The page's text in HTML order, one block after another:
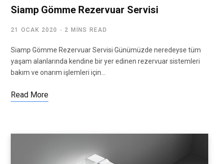
Siamp Gömme Rezervuar Servisi
21 OCAK 2020 2 MINS READ
Siamp Gömme Rezervuar Servisi Günümüzde neredeyse tüm
yaşam alanlarında kendine bir yer edinen rezervuar sistemleri
bakım ve onarım işlemleri için…
Read More